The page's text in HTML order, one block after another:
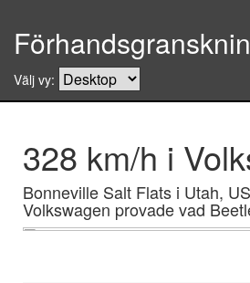
Välj vy:
328 km/h i
Bonneville Salt Flats i Utah,
Volkswagen provade vad